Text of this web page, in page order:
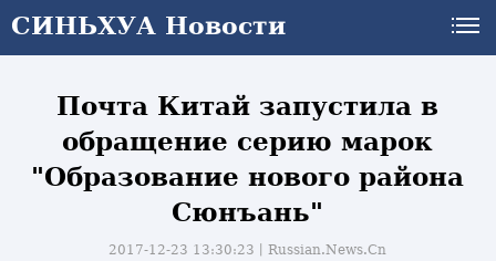
СИНЬХУА Новости
Почта Китай запустила в
обращение серию марок
"Образование нового района
Сюнъань"
2017-12-23 13:30:23丨Russian.News.Cn